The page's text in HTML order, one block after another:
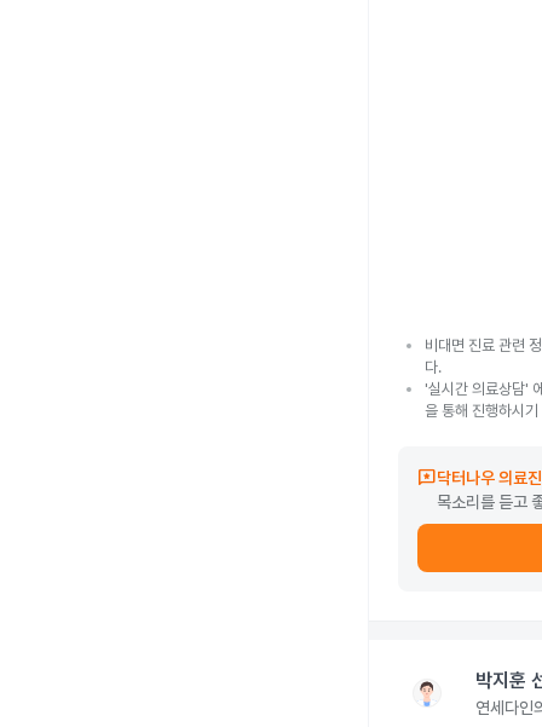
비대면 진료 관련
다.
'실시간 의료상담'
을 통해 진행하시
reviews닥터나우 의료
목소리를 듣고
박지훈
연세다인